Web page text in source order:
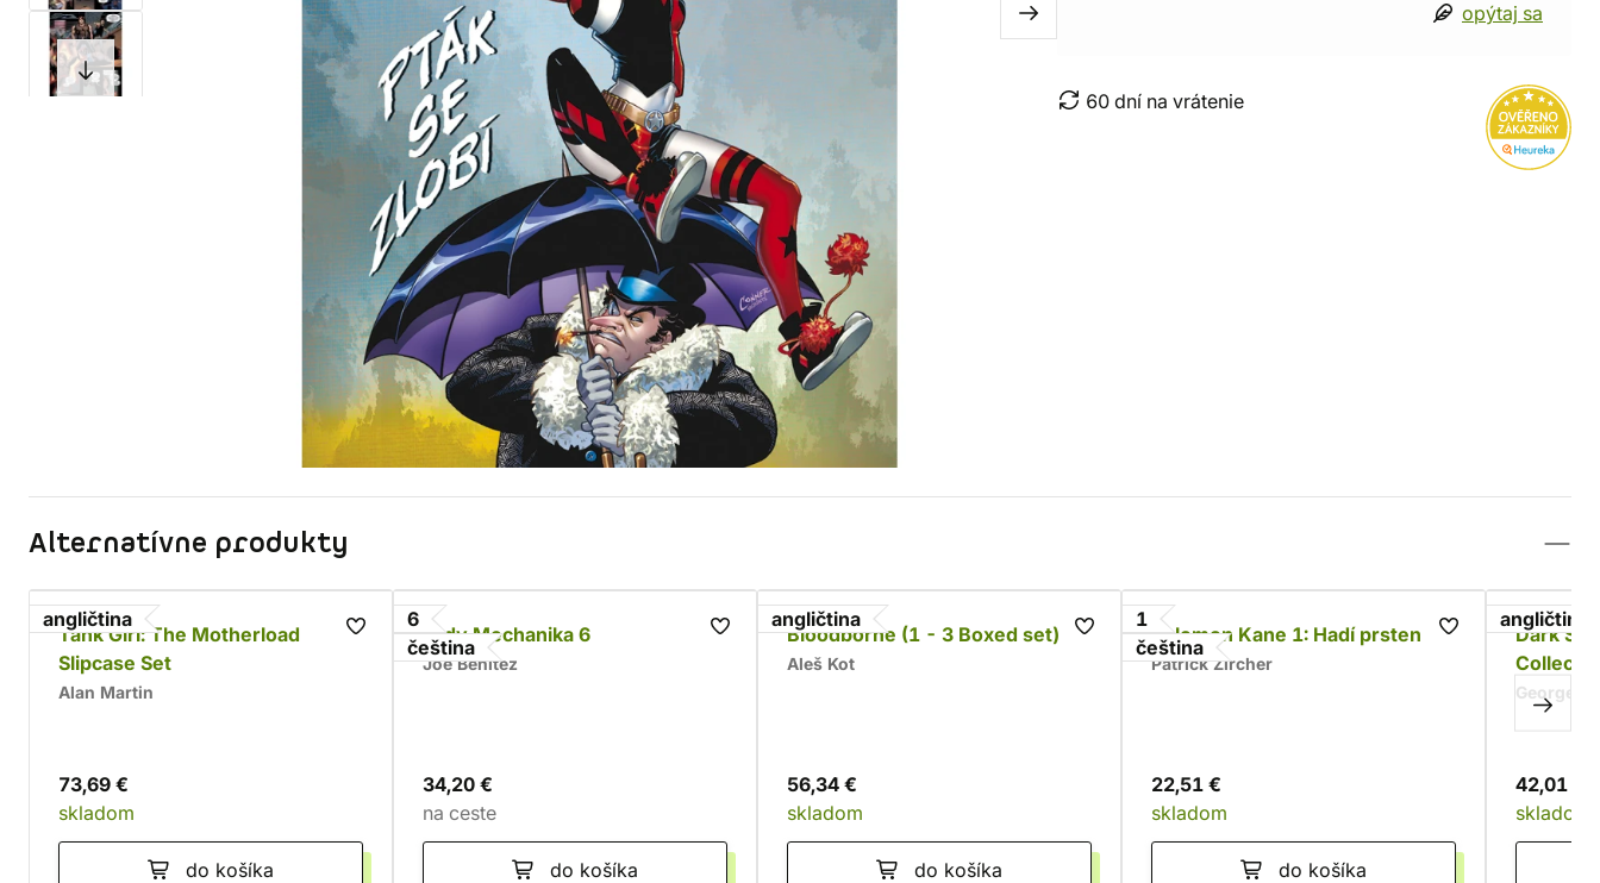
opýtaj sa
60 dní na vrátenie
Alternatívne produkty
angličtina
Tank Girl: The Motherload
Slipcase Set
Alan Martin
73,69 €
skladom
do košíka
6
čeština
Lady Mechanika 6
Joe Benitez
34,20 €
na ceste
do košíka
angličtina
Bloodborne (1 - 3 Boxed set)
Aleš Kot
56,34 €
skladom
do košíka
1
čeština
Solomon Kane 1: Hadí prsten
Patrick Zircher
22,51 €
skladom
do košíka
angličtina
Dark
George
42,01 €
skladom